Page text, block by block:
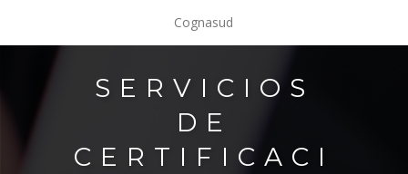
Cognasud
SERVICIOS
DE
CERTIFICACI